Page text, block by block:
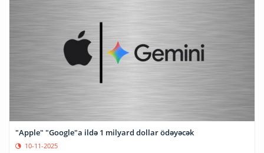
"Apple" "Google"a ildə 1 milyard dollar ödəyəcək
10-11-2025